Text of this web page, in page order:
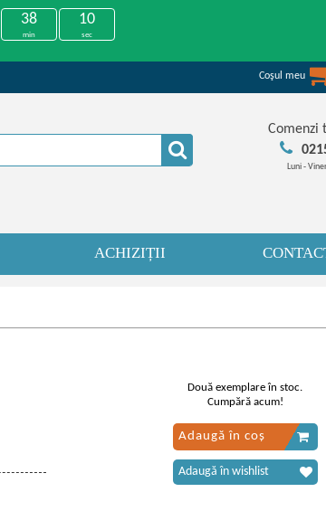
38
min
10
sec
Coşul meu
Comenzi
Luni -
ACHIZIȚII
Două exemplare în stoc.
Cumpără acum!
Adaugă în coș
Adaugă în wishlist